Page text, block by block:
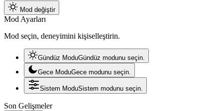
Mod değiştir
Mod Ayarları
Mod seçin, deneyimini kişiselleştirin.
Gündüz ModuGündüz modunu seçin.
Gece ModuGece modunu seçin.
Sistem ModuSistem modunu seçin.
Son Gelişmeler